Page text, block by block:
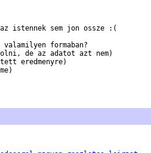
istennek sem jon ossze :(
formaban?
de az adatot azt nem)
eredmenyre)